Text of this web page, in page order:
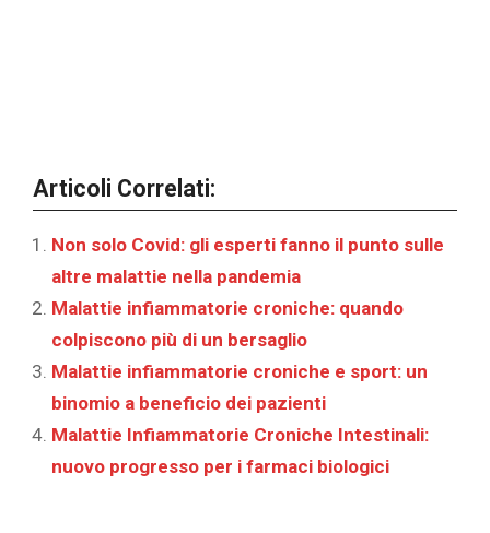
Articoli Correlati:
Non solo Covid: gli esperti fanno il punto sulle
altre malattie nella pandemia
Malattie infiammatorie croniche: quando
colpiscono più di un bersaglio
Malattie infiammatorie croniche e sport: un
binomio a beneficio dei pazienti
Malattie Infiammatorie Croniche Intestinali:
nuovo progresso per i farmaci biologici